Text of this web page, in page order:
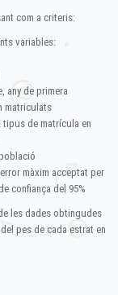
com a criteris:
variables:
any de primera
matriculats
de matrícula en
màxim acceptat per
confiança del 95%
les dades obtingudes
pes de cada estrat en